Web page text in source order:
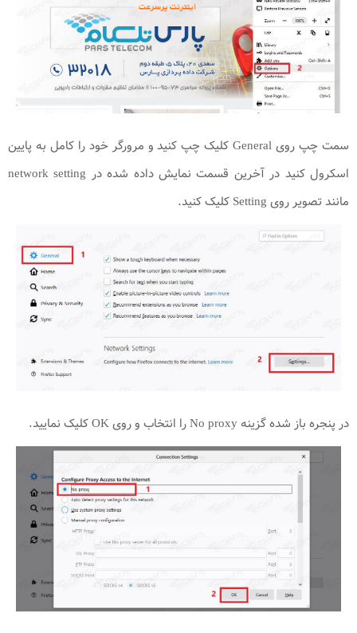
سمت چپ روی General کلیک چپ کنید و مرورگر خود را کامل به پایین
اسکرول کنید در آخرین قسمت نمایش داده شده در network setting
مانند تصویر روی Setting کلیک کنید.
در پنجره باز شده گزینه No proxy را انتخاب و روی OK کلیک نمایید.